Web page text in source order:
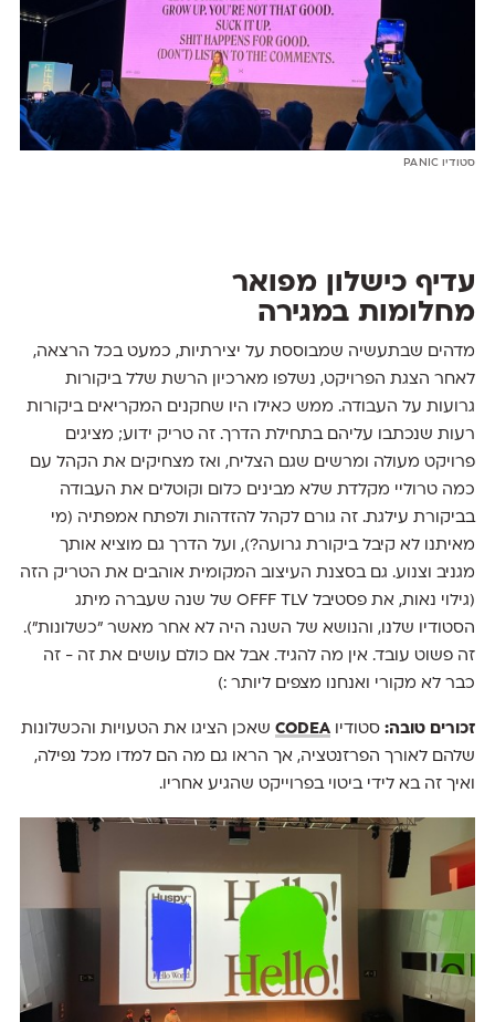
סטודיו PANIC
עדיף כישלון מפואר
מחלומות במגירה
מדהים שבתעשיה שמבוססת על יצירתיות, כמעט בכל הרצאה,
לאחר הצגת הפרויקט, נשלפו מארכיון הרשת שלל ביקורות
גרועות על העבודה. ממש כאילו היו שחקנים המקריאים ביקורות
רעות שנכתבו עליהם בתחילת הדרך. זה טריק ידוע; מציגים
פרויקט מעולה ומרשים שגם הצליח, ואז מצחיקים את הקהל עם
כמה טרוליי מקלדת שלא מבינים כלום וקוטלים את העבודה
בביקורת עילגת. זה גורם לקהל להזדהות ולפתח אמפתיה (מי
מאיתנו לא קיבל ביקורת גרועה?), ועל הדרך גם מוציא אותך
מגניב וצנוע. גם בסצנת העיצוב המקומית אוהבים את הטריק הזה
(גילוי נאות, את פסטיבל OFFF TLV של שנה שעברה מיתג
הסטודיו שלנו, והנושא של השנה היה לא אחר מאשר "כשלונות").
זה פשוט עובד. אין מה להגיד. אבל אם כולם עושים את זה - זה
כבר לא מקורי ואנחנו מצפים ליותר :)
זכורים טובה: סטודיו CODEAשאכן הציגו את הטעויות והכשלונות
שלהם לאורך הפרזנטציה, אך הראו גם מה הם למדו מכל נפילה,
ואיך זה בא לידי ביטוי בפרוייקט שהגיע אחריו.